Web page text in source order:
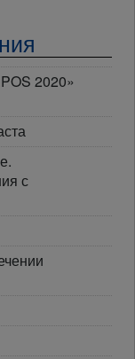
2020»
с